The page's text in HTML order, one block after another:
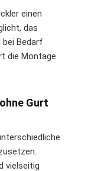
einen
das
Bedarf
die Montage
Gurt
vielseitig